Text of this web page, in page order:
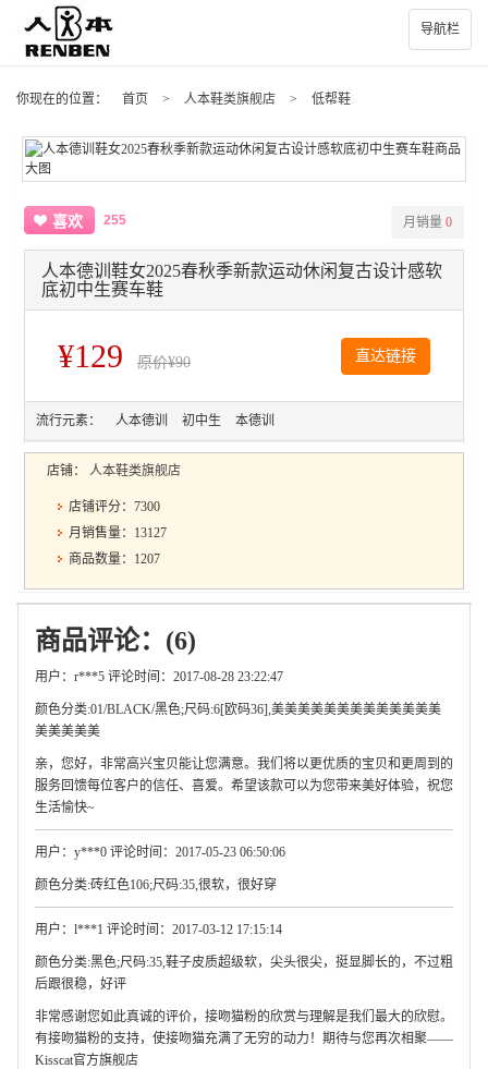
导航栏
你现在的位置： 首页 > 人本鞋类旗舰店 > 低帮鞋
喜欢 255 月销量 0
人本德训鞋女2025春秋季新款运动休闲复古设计感软
底初中生赛车鞋
¥129 原价¥90 直达链接
流行元素： 人本德训 初中生 本德训
店铺： 人本鞋类旗舰店
店铺评分：7300
月销售量：13127
商品数量：1207
商品评论：(6)
用户：r***5 评论时间：2017-08-28 23:22:47
颜色分类:01/BLACK/黑色;尺码:6[欧码36],美美美美美美美美美美美美美
美美美美美
亲，您好，非常高兴宝贝能让您满意。我们将以更优质的宝贝和更周到的
服务回馈每位客户的信任、喜爱。希望该款可以为您带来美好体验，祝您
生活愉快~
用户：y***0 评论时间：2017-05-23 06:50:06
颜色分类:砖红色106;尺码:35,很软，很好穿
用户：l***1 评论时间：2017-03-12 17:15:14
颜色分类:黑色;尺码:35,鞋子皮质超级软，尖头很尖，挺显脚长的，不过粗
后跟很稳，好评
非常感谢您如此真诚的评价，接吻猫粉的欣赏与理解是我们最大的欣慰。
有接吻猫粉的支持，使接吻猫充满了无穷的动力！期待与您再次相聚——
Kisscat官方旗舰店